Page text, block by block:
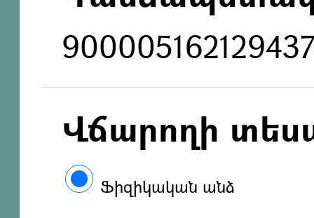
Վճարողի
Ֆիզիկական անձ